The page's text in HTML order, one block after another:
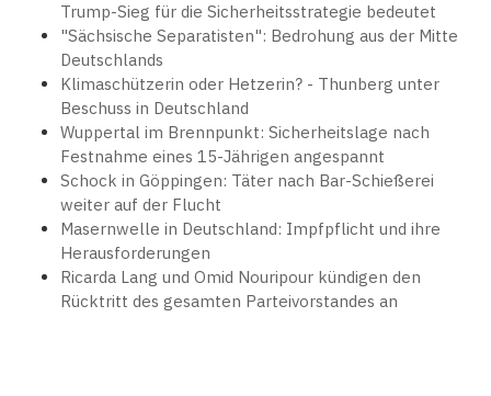
Trump-Sieg für die Sicherheitsstrategie bedeutet
"Sächsische Separatisten": Bedrohung aus der Mitte
Deutschlands
Klimaschützerin oder Hetzerin? - Thunberg unter
Beschuss in Deutschland
Wuppertal im Brennpunkt: Sicherheitslage nach
Festnahme eines 15-Jährigen angespannt
Schock in Göppingen: Täter nach Bar-Schießerei
weiter auf der Flucht
Masernwelle in Deutschland: Impfpflicht und ihre
Herausforderungen
Ricarda Lang und Omid Nouripour kündigen den
Rücktritt des gesamten Parteivorstandes an